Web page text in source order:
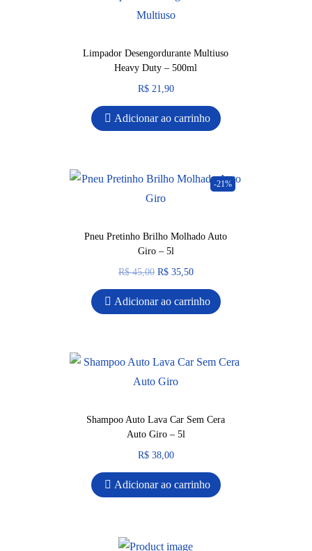
Limpador Desengordurante Multiuso
Heavy Duty – 500ml
R$21,90
Adicionar ao carrinho
-21%
Pneu Pretinho Brilho Molhado Auto
Giro – 5l
R$45,00 R$35,50
Adicionar ao carrinho
Shampoo Auto Lava Car Sem Cera
Auto Giro – 5l
R$38,00
Adicionar ao carrinho